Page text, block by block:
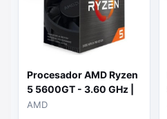
Procesador AMD Ryzen
5 5600GT - 3.60 GHz |
Socket AM4 | 6 núcleos
AMD